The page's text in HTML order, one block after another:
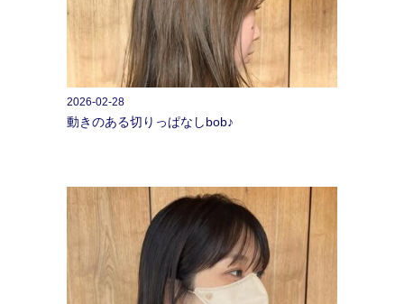
2026-02-28
動きのある切りっぱなしbob♪